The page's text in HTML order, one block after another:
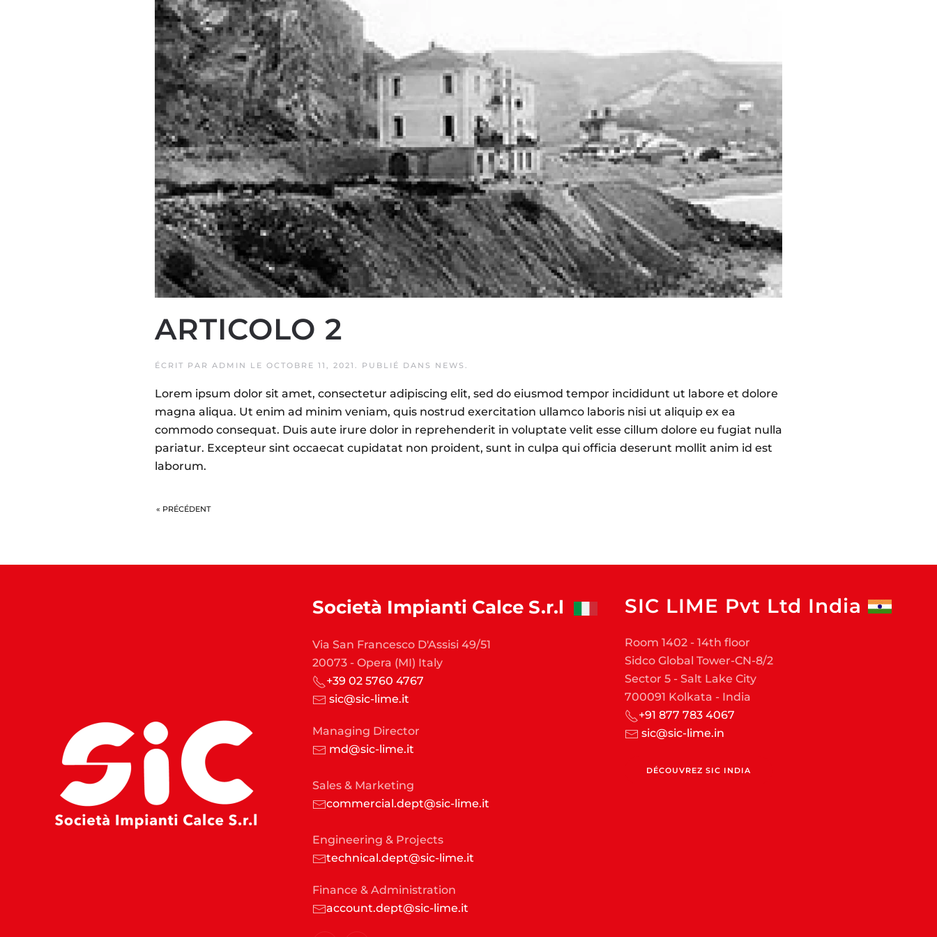
ARTICOLO 2
ÉCRIT PAR ADMIN LE OCTOBRE 11, 2021 . PUBLIÉ DANS NEWS .
Lorem ipsum dolor sit amet, consectetur adipiscing elit, sed do eiusmod tempor incididunt ut labore et dolore
magna aliqua. Ut enim ad minim veniam, quis nostrud exercitation ullamco laboris nisi ut aliquip ex ea
commodo consequat. Duis aute irure dolor in reprehenderit in voluptate velit esse cillum dolore eu fugiat nulla
pariatur. Excepteur sint occaecat cupidatat non proident, sunt in culpa qui officia deserunt mollit anim id est
laborum.
« PRÉCÉDENT
Società Impianti Calce S.r.l
Via San Francesco D'Assisi 49/51
20073 - Opera (MI) Italy
+39 02 5760 4767
sic@sic-lime.it
Managing Director
md@sic-lime.it
Sales & Marketing
commercial.dept@sic-lime.it
Engineering & Projects
technical.dept@sic-lime.it
Finance & Administration
account.dept@sic-lime.it
SIC LIME Pvt Ltd India
Room 1402 - 14th floor
Sidco Global Tower-CN-8/2
Sector 5 - Salt Lake City
700091 Kolkata - India
+91 877 783 4067
sic@sic-lime.in
DÉCOUVREZ SIC INDIA